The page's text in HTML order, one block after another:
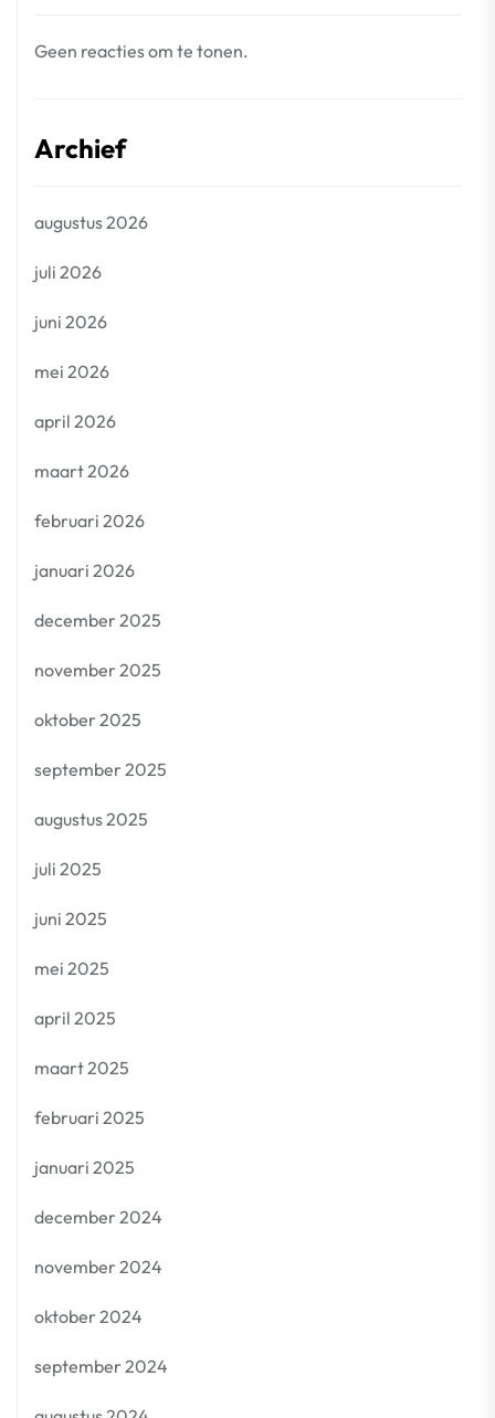
Geen reacties om te tonen.
Archief
augustus 2026
juli 2026
juni 2026
mei 2026
april 2026
maart 2026
februari 2026
januari 2026
december 2025
november 2025
oktober 2025
september 2025
augustus 2025
juli 2025
juni 2025
mei 2025
april 2025
maart 2025
februari 2025
januari 2025
december 2024
november 2024
oktober 2024
september 2024